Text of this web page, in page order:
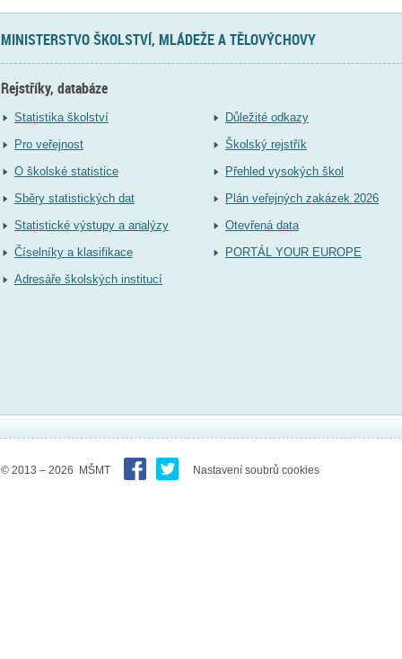
MINISTERSTVO ŠKOLSTVÍ, MLÁDEŽE A TĚLOVÝCHOVY
Rejstříky, databáze
Statistika školství
Pro veřejnost
O školské statistice
Sběry statistických dat
Statistické výstupy a analýzy
Číselníky a klasifikace
Adresáře školských institucí
Důležité odkazy
Školský rejstřík
Přehled vysokých škol
Plán veřejných zakázek 2026
Otevřená data
PORTÁL YOUR EUROPE
© 2013 – 2026 MŠMT Nastavení soubrů cookies